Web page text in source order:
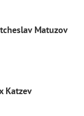
Matuzov
Katzev